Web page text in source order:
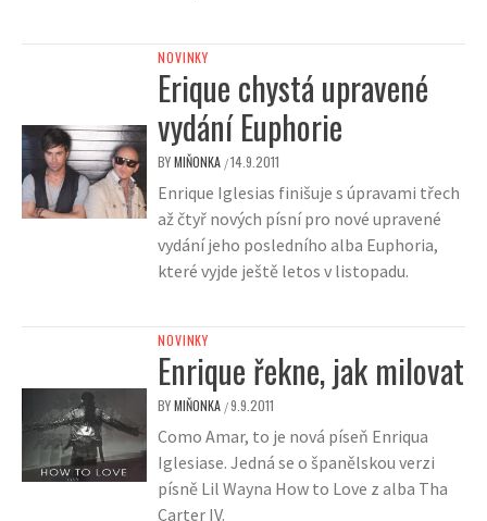
NOVINKY
Erique chystá upravené
vydání Euphorie
BYMIŇONKA /14.9.2011
Enrique Iglesias finišuje s úpravami třech
až čtyř nových písní pro nové upravené
vydání jeho posledního alba Euphoria,
které vyjde ještě letos v listopadu.
NOVINKY
Enrique řekne, jak milovat
BYMIŇONKA /9.9.2011
Como Amar, to je nová píseň Enriqua
Iglesiase. Jedná se o španělskou verzi
písně Lil Wayna How to Love z alba Tha
Carter IV.